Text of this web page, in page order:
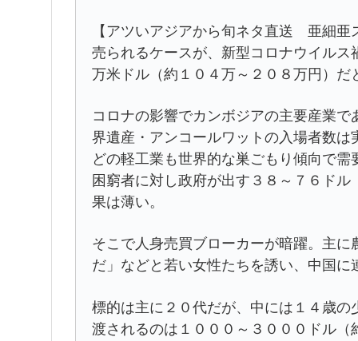
【アツいアジアから旬ネタ直送 亜細
売られるケースが、新型コロナウイル
万米ドル（約１０４万～２０８万円）だ
コロナの影響でカンボジアの主要産業
界遺産・アンコールワットの入場者数
どの軽工業も世界的な巣ごもり傾向で
困窮者に対し政府が出す３８～７６ド
果は薄い。
そこで人身売買ブローカーが暗躍。主に
だ」などと若い女性たちを誘い、中国に
標的は主に２０代だが、中には１４歳
渡されるのは１０００～３０００ドル